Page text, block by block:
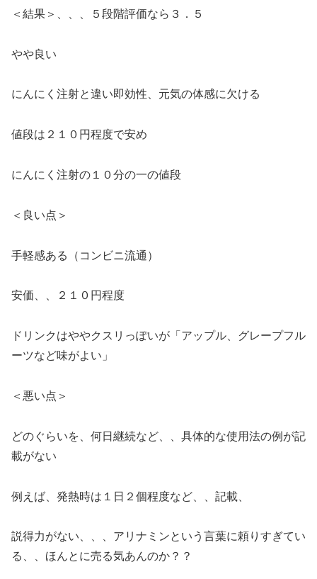
＜結果＞、、、５段階評価なら３．５
やや良い
にんにく注射と違い即効性、元気の体感に欠ける
値段は２１０円程度で安め
にんにく注射の１０分の一の値段
＜良い点＞
手軽感ある（コンビニ流通）
安価、、２１０円程度
ドリンクはややクスリっぽいが「アップル、グレープフル
ーツなど味がよい」
＜悪い点＞
どのぐらいを、何日継続など、、具体的な使用法の例が記
載がない
例えば、発熱時は１日２個程度など、、記載、
説得力がない、、、アリナミンという言葉に頼りすぎてい
る、、ほんとに売る気あんのか？？